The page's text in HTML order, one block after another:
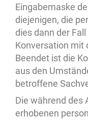
Eingabemaske
diejenigen, die
dies dann der
Konversation mit
Beendet ist die
aus den
betroffene
Die während des
erhobenen